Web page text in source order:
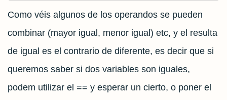
Como véis algunos de los operandos se pueden
combinar (mayor igual, menor igual) etc, y el resulta
de igual es el contrario de diferente, es decir que si
queremos saber si dos variables son iguales,
podem utilizar el == y esperar un cierto, o poner el